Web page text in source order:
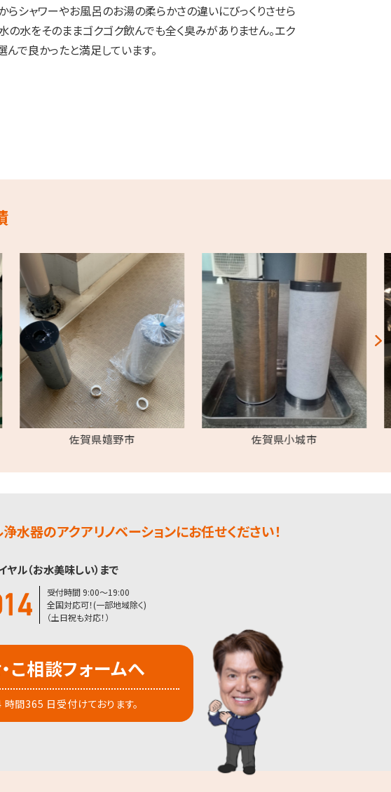
らシャワーやお風呂のお湯の柔らかさの違いにびっくりさせら
の水をそのままゴクゴク飲んでも全く臭みがありません。エク
んで良かったと満足しています。
佐賀県嬉野市 佐賀県小城市
水器のアクアリノベーションにお任せください！
ル（お水美味しい）まで
受付時間 9:00〜19:00
全国対応可！(一部地域除く)
（土日祝も対応！）
こ相談フォームへ
間365 日受付けております。